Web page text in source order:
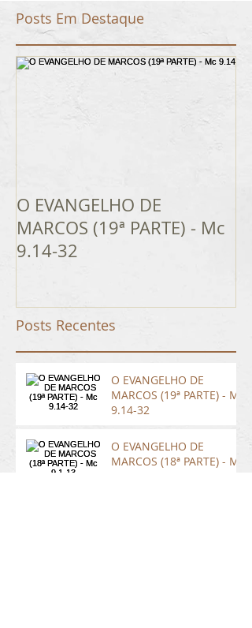
Posts Em Destaque
O EVANGELHO DE
MARCOS (19ª PARTE) - Mc
9.14-32
Posts Recentes
O EVANGELHO DE
MARCOS (19ª PARTE) - Mc
9.14-32
O EVANGELHO DE
MARCOS (18ª PARTE) - Mc